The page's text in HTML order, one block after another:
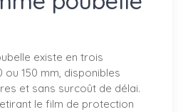
existe en trois
ou 150 mm, disponibles
et sans surcoût de délai.
le film de protection